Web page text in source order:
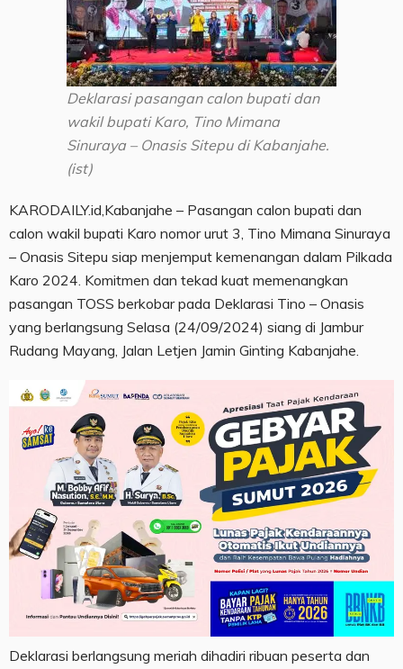
Deklarasi pasangan calon bupati dan
wakil bupati Karo, Tino Mimana
Sinuraya – Onasis Sitepu di Kabanjahe.
(ist)
KARODAILY.id,Kabanjahe – Pasangan calon bupati dan
calon wakil bupati Karo nomor urut 3, Tino Mimana Sinuraya
– Onasis Sitepu siap menjemput kemenangan dalam Pilkada
Karo 2024. Komitmen dan tekad kuat memenangkan
pasangan TOSS berkobar pada Deklarasi Tino – Onasis
yang berlangsung Selasa (24/09/2024) siang di Jambur
Rudang Mayang, Jalan Letjen Jamin Ginting Kabanjahe.
Deklarasi berlangsung meriah dihadiri ribuan peserta dan